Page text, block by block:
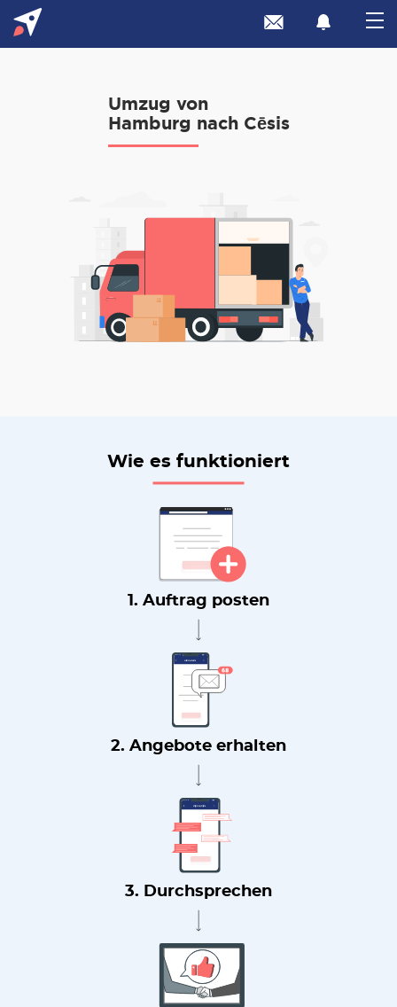
Umzug von
Hamburg nach Cēsis
Wie es funktioniert
1. Auftrag posten
2. Angebote erhalten
3. Durchsprechen